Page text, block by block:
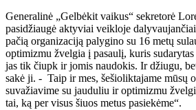
Generalinė „Gelbėkit vaikus“ sekretorė
pasidžiaugė aktyviai veikloje
pačią organizaciją palygino su 16 metų
optimizmu žvelgia į pasaulį, kuris
jas tik čiupk ir jomis naudokis. Ir džiugu,
sakė ji. - Taip ir mes, šešioliktajame mūsų
suvažiavime su jauduliu ir optimizmu
tai, ką per visus šiuos metus pasiekėme“.